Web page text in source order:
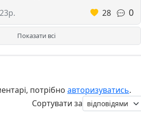
28
0
Показати всі
потрібно авторизуватись.
Сортувати за